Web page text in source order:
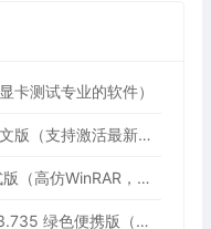
卡测试专业的软件）
HEU KMS Activator 64.0 简体中文版（支持激活最新版Windows/Office离线永久激活）
WinASAR文件管理工具 2.1.0 正式版（高仿WinRAR，最好用的Electron ASAR文件打包/解包工具、压缩/解压工具）
Wise Registry Cleaner Pro 11.3.3.735 绿色便携版（注册表清理工具）